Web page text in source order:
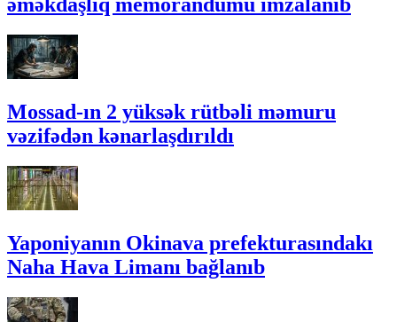
əməkdaşlıq memorandumu imzalanıb
Mossad-ın 2 yüksək rütbəli məmuru
vəzifədən kənarlaşdırıldı
Yaponiyanın Okinava prefekturasındakı
Naha Hava Limanı bağlanıb